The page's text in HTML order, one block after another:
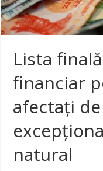
Lista
financiar
afectați
natural